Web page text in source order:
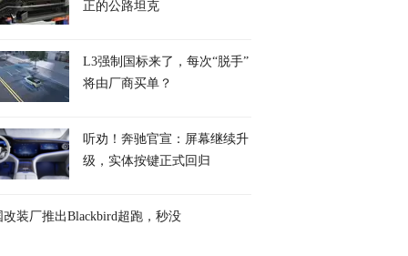
正的公路坦克
L3强制国标来了，每次“脱手”
将由厂商买单？
听劝！奔驰官宣：屏幕继续升
级，实体按键正式回归
改装厂推出Blackbird超跑，秒没